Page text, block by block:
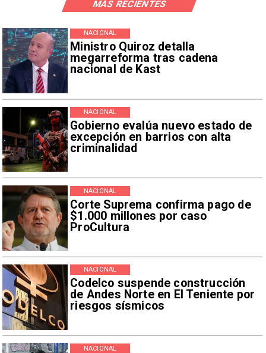
Ministro Quiroz detalla
megarreforma tras cadena
nacional de Kast
NACIONAL
Gobierno evalúa nuevo estado de
excepción en barrios con alta
criminalidad
NACIONAL
Corte Suprema confirma pago de
$1.000 millones por caso
ProCultura
NACIONAL
Codelco suspende construcción
de Andes Norte en El Teniente por
riesgos sísmicos
NACIONAL
NACIONAL
MÁS RECIENTES